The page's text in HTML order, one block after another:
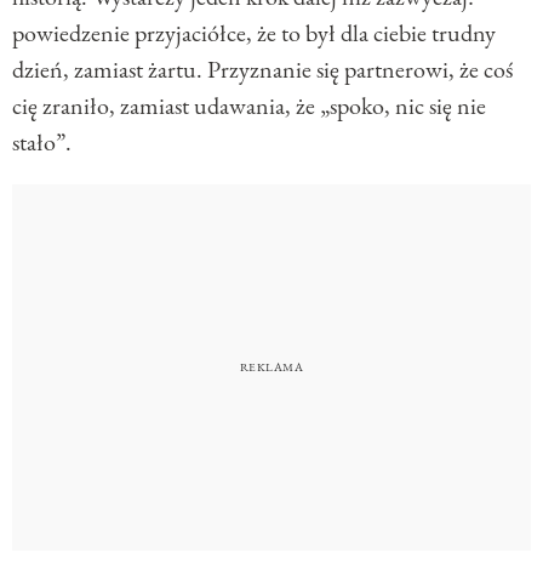
powiedzenie przyjaciółce, że to był dla ciebie trudny
dzień, zamiast żartu. Przyznanie się partnerowi, że coś
cię zraniło, zamiast udawania, że „spoko, nic się nie
stało”.